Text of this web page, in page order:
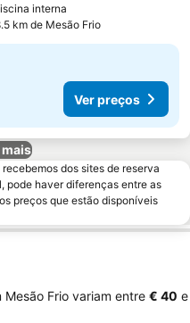
interna
km de Mesão Frio
Ver preços
dos sites de reserva
pode haver diferenças entre as
preços que estão disponíveis
Frio variam entre ‎€ 40 e